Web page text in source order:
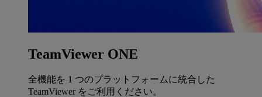
TeamViewer ONE
全機能を 1 つのプラットフォームに統合した
TeamViewer をご利用ください。